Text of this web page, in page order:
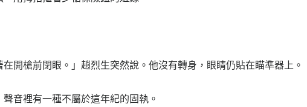
槍前閉眼。」趙烈生突然說。他沒有轉身，眼睛仍貼在瞄準器上。
裡有一種不屬於這年紀的固執。